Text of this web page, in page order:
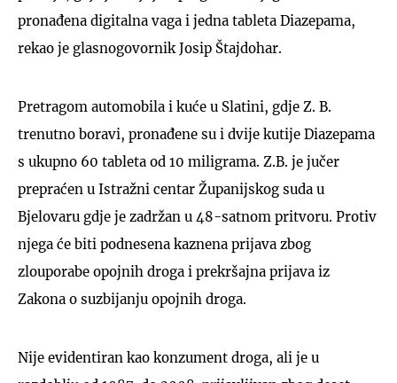
pronađena digitalna vaga i jedna tableta Diazepama,
rekao je glasnogovornik Josip Štajdohar.
Pretragom automobila i kuće u Slatini, gdje Z. B.
trenutno boravi, pronađene su i dvije kutije Diazepama
s ukupno 60 tableta od 10 miligrama. Z.B. je jučer
prepraćen u Istražni centar Županijskog suda u
Bjelovaru gdje je zadržan u 48-satnom pritvoru. Protiv
njega će biti podnesena kaznena prijava zbog
zlouporabe opojnih droga i prekršajna prijava iz
Zakona o suzbijanju opojnih droga.
Nije evidentiran kao konzument droga, ali je u